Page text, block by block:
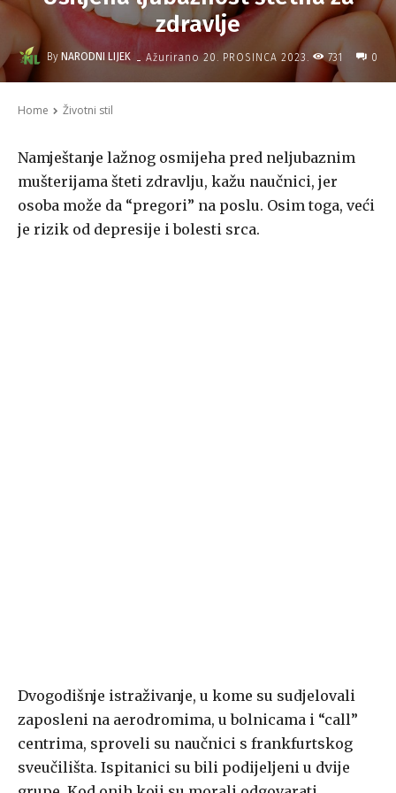
zdravlje
By NARODNI LIJEK - Ažurirano 20. PROSINCA 2023. 731 0
Home Životni stil
Namještanje lažnog osmijeha pred neljubaznim
mušterijama šteti zdravlju, kažu naučnici, jer
osoba može da “pregori” na poslu. Osim toga, veći
je rizik od depresije i bolesti srca.
Dvogodišnje istraživanje, u kome su sudjelovali
zaposleni na aerodromima, u bolnicama i “call”
centrima, sproveli su naučnici s frankfurtskog
sveučilišta. Ispitanici su bili podijeljeni u dvije